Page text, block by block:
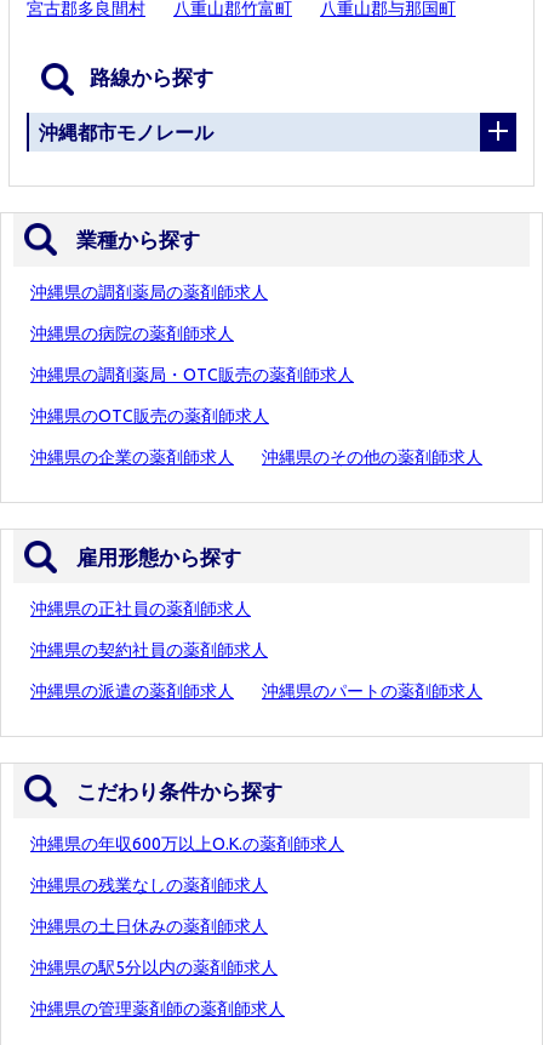
宮古郡多良間村 八重山郡竹富町 八重山郡与那国町
路線から探す
沖縄都市モノレール
業種から探す
沖縄県の調剤薬局の薬剤師求人
沖縄県の病院の薬剤師求人
沖縄県の調剤薬局・OTC販売の薬剤師求人
沖縄県のOTC販売の薬剤師求人
沖縄県の企業の薬剤師求人 沖縄県のその他の薬剤師求人
雇用形態から探す
沖縄県の正社員の薬剤師求人
沖縄県の契約社員の薬剤師求人
沖縄県の派遣の薬剤師求人 沖縄県のパートの薬剤師求人
こだわり条件から探す
沖縄県の年収600万以上O.K.の薬剤師求人
沖縄県の残業なしの薬剤師求人
沖縄県の土日休みの薬剤師求人
沖縄県の駅5分以内の薬剤師求人
沖縄県の管理薬剤師の薬剤師求人